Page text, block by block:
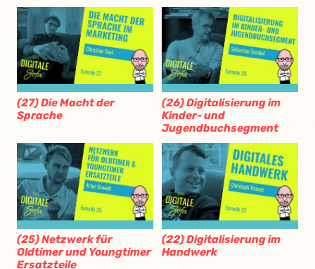
(27) Die Macht der
Sprache
(26) Digitalisierung im
Kinder- und
Jugendbuchsegment
(25) Netzwerk für
Oldtimer und Youngtimer
Ersatzteile
(22) Digitalisierung im
Handwerk